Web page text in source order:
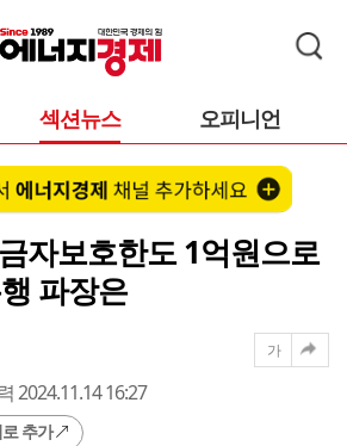
섹션뉴스 오피니언
자보호한도 1억원으로
파장은
2024.11.14 16:27
추가
가